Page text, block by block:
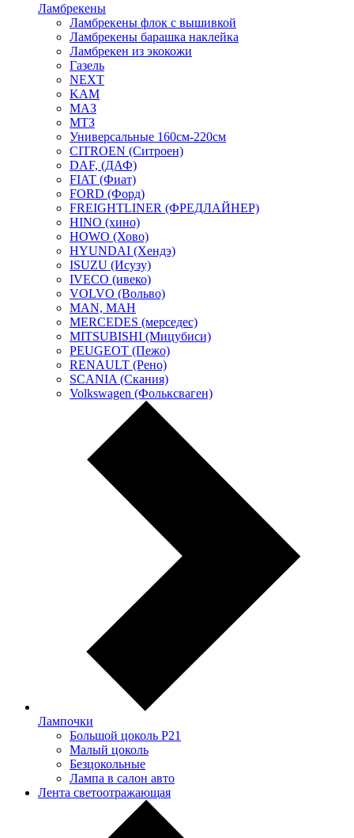
Ламбрекены
Ламбрекены флок с вышивкой
Ламбрекены барашка наклейка
Ламбрекен из экокожи
Газель
NEXT
KAM
МАЗ
МТЗ
Универсальные 160см-220см
CITROEN (Ситроен)
DAF, (ДАФ)
FIAT (Фиат)
FORD (Форд)
FREIGHTLINER (ФРЕДЛАЙНЕР)
HINO (хино)
HOWO (Хово)
HYUNDAI (Хендэ)
ISUZU (Исузу)
IVECO (ивеко)
VOLVO (Вольво)
MAN, МАН
MERCEDES (мерседес)
MITSUBISHI (Мицубиси)
PEUGEOT (Пежо)
RENAULT (Рено)
SCANIA (Скания)
Volkswagen (Фольксваген)
Лампочки
Большой цоколь P21
Малый цоколь
Безцокольные
Лампа в салон авто
Лента светоотражающая